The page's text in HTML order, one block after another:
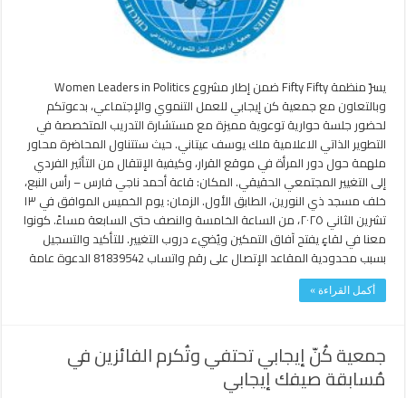
يسرّ منظمة Fifty Fifty ضمن إطار مشروع Women Leaders in Politics
وبالتعاون مع جمعية كن إيجابي للعمل التنموي والإجتماعي، بدعوتكم
لحضور جلسة حوارية توعوية مميزة مع مستشارة التدريب المتخصصة في
التطوير الذاتي الاعلامية ملك يوسف عيتاني. حيث ستتناول المحاضرة محاور
ملهمة حول دور المرأة في موقع القرار، وكيفية الإنتقال من التأثير الفردي
إلى التغيير المجتمعي الحقيقي. المكان: قاعة أحمد ناجي فارس – رأس النبع،
خلف مسجد ذي النورين، الطابق الأول. الزمان: يوم الخميس الموافق في ١٣
تشرين الثاني ٢٠٢٥، من الساعة الخامسة والنصف حتى السابعة مساءً. كونوا
معنا في لقاءٍ يفتح آفاق التمكين ويُضيء دروب التغيير. للتأكيد والتسجيل
بسبب محدودية المقاعد الإتصال على رقم واتساب 81839542 الدعوة عامة
أكمل القراءة »
جمعية كُنّ إيجابي تحتفي وتُكرم الفائزين في
مُسابقة صيفك إيجابي